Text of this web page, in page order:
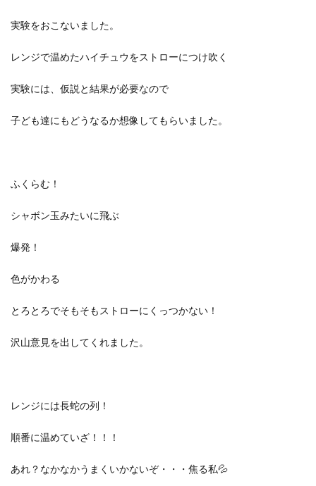
実験をおこないました。
レンジで温めたハイチュウをストローにつけ吹く
実験には、仮説と結果が必要なので
子ども達にもどうなるか想像してもらいました。
ふくらむ！
シャボン玉みたいに飛ぶ
爆発！
色がかわる
とろとろでそもそもストローにくっつかない！
沢山意見を出してくれました。
レンジには長蛇の列！
順番に温めていざ！！！
あれ？なかなかうまくいかないぞ・・・焦る私💦